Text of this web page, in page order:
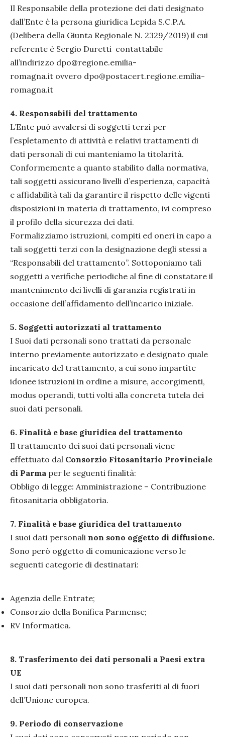
Il Responsabile della protezione dei dati designato
dall’Ente è la persona giuridica Lepida S.C.P.A.
(Delibera della Giunta Regionale N. 2329/2019) il cui
referente è Sergio Duretti contattabile
all’indirizzo dpo@regione.emilia-
romagna.it ovvero dpo@postacert.regione.emilia-
romagna.it
4. Responsabili del trattamento
L’Ente può avvalersi di soggetti terzi per
l’espletamento di attività e relativi trattamenti di
dati personali di cui manteniamo la titolarità.
Conformemente a quanto stabilito dalla normativa,
tali soggetti assicurano livelli d’esperienza, capacità
e affidabilità tali da garantire il rispetto delle vigenti
disposizioni in materia di trattamento, ivi compreso
il profilo della sicurezza dei dati.
Formalizziamo istruzioni, compiti ed oneri in capo a
tali soggetti terzi con la designazione degli stessi a
“Responsabili del trattamento”. Sottoponiamo tali
soggetti a verifiche periodiche al fine di constatare il
mantenimento dei livelli di garanzia registrati in
occasione dell’affidamento dell’incarico iniziale.
5. Soggetti autorizzati al trattamento
I Suoi dati personali sono trattati da personale
interno previamente autorizzato e designato quale
incaricato del trattamento, a cui sono impartite
idonee istruzioni in ordine a misure, accorgimenti,
modus operandi, tutti volti alla concreta tutela dei
suoi dati personali.
6. Finalità e base giuridica del trattamento
Il trattamento dei suoi dati personali viene
effettuato dal Consorzio Fitosanitario Provinciale
di Parma per le seguenti finalità:
Obbligo di legge: Amministrazione – Contribuzione
fitosanitaria obbligatoria.
7. Finalità e base giuridica del trattamento
I suoi dati personali non sono oggetto di diffusione.
Sono però oggetto di comunicazione verso le
seguenti categorie di destinatari:
Agenzia delle Entrate;
Consorzio della Bonifica Parmense;
RV Informatica.
8. Trasferimento dei dati personali a Paesi extra
UE
I suoi dati personali non sono trasferiti al di fuori
dell’Unione europea.
9. Periodo di conservazione